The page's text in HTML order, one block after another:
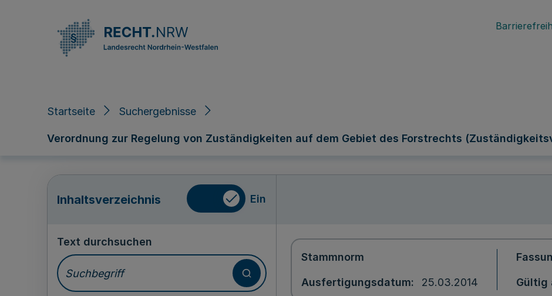
Startseite Suchergebnisse
Verordnung zur Regelung von Zuständigkeiten auf dem Gebiet des Forstrechts
Inhaltsverzeichnis Ein
Text durchsuchen
Stammnorm
Ausfertigungsdatum 25.03.2014 Gültig